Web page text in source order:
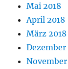
Mai 2018
April 2018
März 2018
Dezember
November